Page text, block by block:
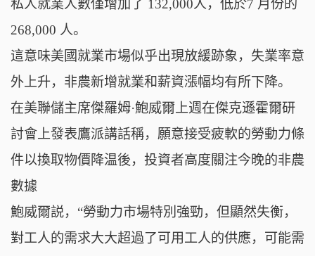
私人就業人數僅增加了 132,000人，低於7 月份的
268,000 人。
這意味美國就業市場似乎出現放緩跡象， 失業率意
外上升， 非農新增就業和薪資漲幅均有所下降。
在美聯儲主席傑羅姆·鮑威爾上週在傑克遜霍爾研
討會上發表鷹派講話稱，願意接受疲軟的勞動力條
件以換取物價降温後，投資者高度關注今晚的非農
數據
鮑威爾説，“勞動力市場特別強勁，但顯然失衡，
對工人的需求大大超過了可用工人的供應，可能需